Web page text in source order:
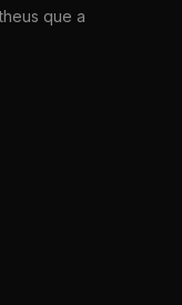
que a